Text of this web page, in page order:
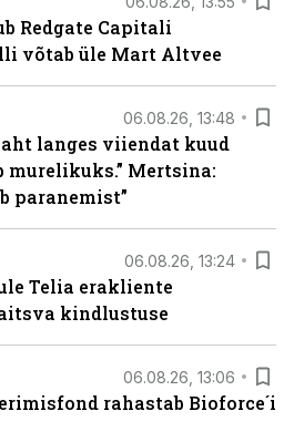
Redgate Capitali
võtab üle Mart Altvee
06.08.26, 13:48
langes viiendat kuud
murelikuks.” Mertsina:
paranemist”
06.08.26, 13:24
Telia erakliente
kindlustuse
06.08.26, 13:06
rahastab Bioforce´i